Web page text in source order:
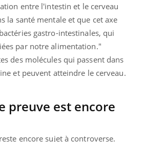
entre l'intestin et le cerveau
la santé mentale et que cet axe
gastro-intestinales, qui
par notre alimentation."
des molécules qui passent dans
et peuvent atteindre le cerveau.
preuve est encore
encore sujet à controverse.